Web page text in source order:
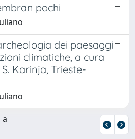
pochi
dei paesaggi
climatiche, a cura
Karinja, Trieste-